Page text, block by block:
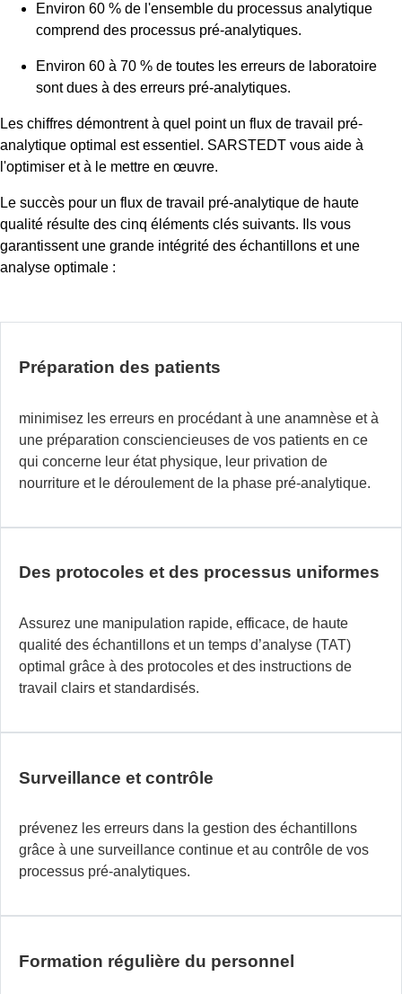
Environ 60 % de l'ensemble du processus analytique
comprend des processus pré-analytiques.
Environ 60 à 70 % de toutes les erreurs de laboratoire
sont dues à des erreurs pré-analytiques.
Les chiffres démontrent à quel point un flux de travail pré-
analytique optimal est essentiel. SARSTEDT vous aide à
l'optimiser et à le mettre en œuvre.
Le succès pour un flux de travail pré-analytique de haute
qualité résulte des cinq éléments clés suivants. Ils vous
garantissent une grande intégrité des échantillons et une
analyse optimale :
Préparation des patients
minimisez les erreurs en procédant à une anamnèse et à
une préparation consciencieuses de vos patients en ce
qui concerne leur état physique, leur privation de
nourriture et le déroulement de la phase pré-analytique.
Des protocoles et des processus uniformes
Assurez une manipulation rapide, efficace, de haute
qualité des échantillons et un temps d’analyse (TAT)
optimal grâce à des protocoles et des instructions de
travail clairs et standardisés.
Surveillance et contrôle
prévenez les erreurs dans la gestion des échantillons
grâce à une surveillance continue et au contrôle de vos
processus pré-analytiques.
Formation régulière du personnel